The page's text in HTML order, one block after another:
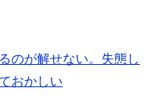
のが解せない。失態し
おかしい